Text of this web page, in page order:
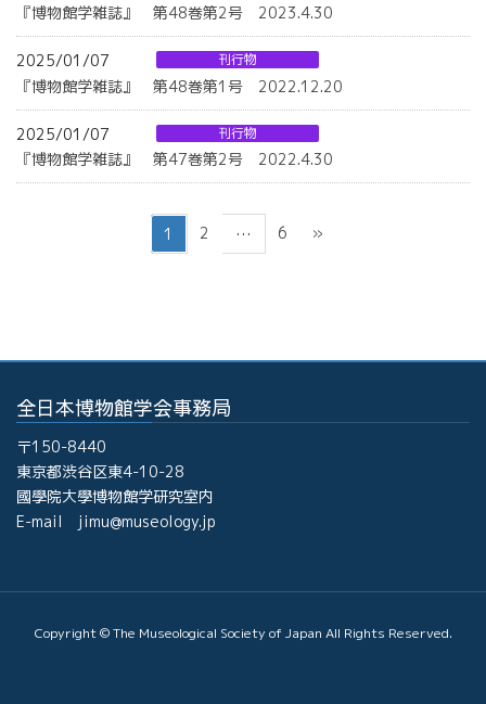
『博物館学雑誌』 第48巻第2号 2023.4.30
2025/01/07 刊行物
『博物館学雑誌』 第48巻第1号 2022.12.20
2025/01/07 刊行物
『博物館学雑誌』 第47巻第2号 2022.4.30
ー
送
り
ペ
ー
1
ペ
2 …
ペ
6 »
全日本博物館学会事務局
〒150-8440
東京都渋谷区東4-10-28
國學院大學博物館学研究室内
E-mail jimu@museology.jp
Copyright © The Museological Society of Japan All Rights Reserved.